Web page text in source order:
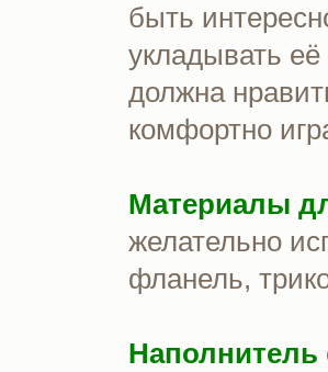
быть
укладывать её
должна
комфортно
Материалы
желательно
фланель,
Наполнитель